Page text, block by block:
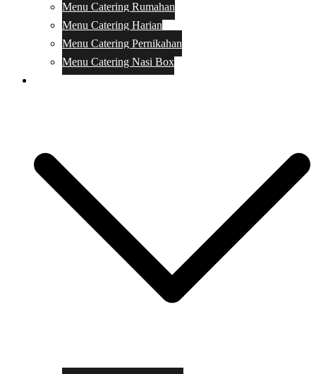
Menu Catering Rumahan
Menu Catering Harian
Menu Catering Pernikahan
Menu Catering Nasi Box